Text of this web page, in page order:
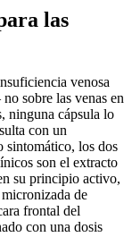
las
venosa
sobre las venas en
ninguna cápsula lo
con un
sintomático, los dos
son el extracto
su principio activo,
de
frontal del
con una dosis